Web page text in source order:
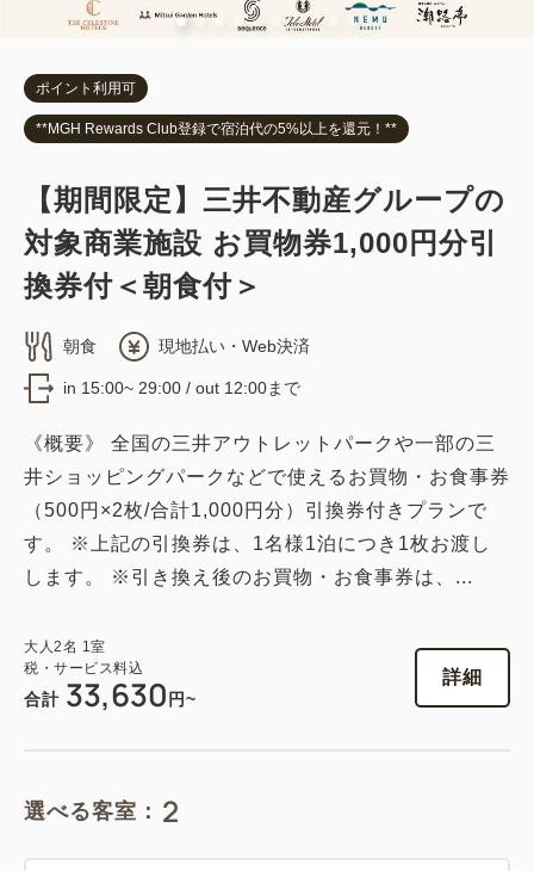
ポイント利用可
**MGH Rewards Club登録で宿泊代の5%以上を還元！**
【期間限定】三井不動産グループの
対象商業施設 お買物券1,000円分引
換券付＜朝食付＞
朝食 現地払い・Web決済
in 15:00~ 29:00 / out 12:00まで
《概要》 全国の三井アウトレットパークや一部の三
井ショッピングパークなどで使えるお買物・お食事券
（500円×2枚/合計1,000円分）引換券付きプランで
す。 ※上記の引換券は、1名様1泊につき1枚お渡し
します。 ※引き換え後のお買物・お食事券は、...
大人 2名 1 室
税・サービス料込
合計 33,630円~
詳細
選べる客室： 2